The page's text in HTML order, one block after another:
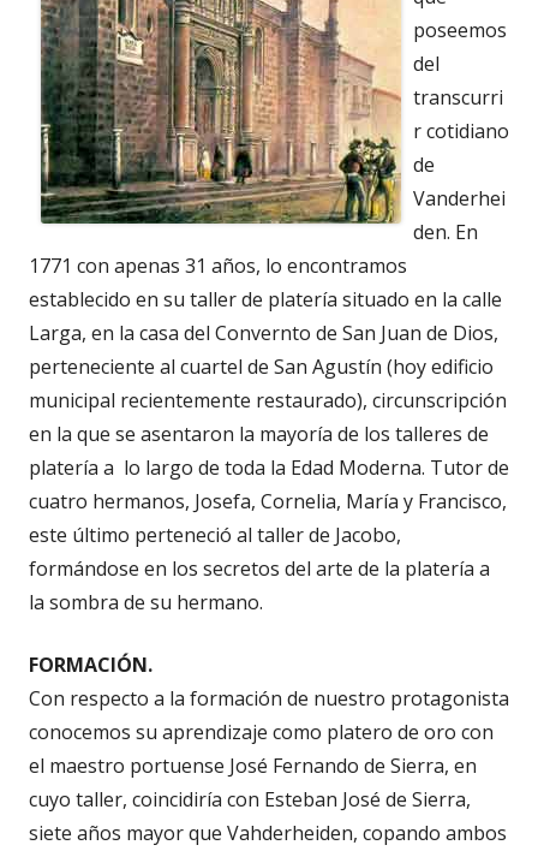
poseemos
del
transcurri
r cotidiano
de
Vanderhei
den. En
1771 con apenas 31 años, lo encontramos
establecido en su taller de platería situado en la calle
Larga, en la casa del Convernto de San Juan de Dios,
perteneciente al cuartel de San Agustín (hoy edificio
municipal recientemente restaurado), circunscripción
en la que se asentaron la mayoría de los talleres de
platería a lo largo de toda la Edad Moderna. Tutor de
cuatro hermanos, Josefa, Cornelia, María y Francisco,
este último perteneció al taller de Jacobo,
formándose en los secretos del arte de la platería a
la sombra de su hermano.
FORMACIÓN.
Con respecto a la formación de nuestro protagonista
conocemos su aprendizaje como platero de oro con
el maestro portuense José Fernando de Sierra, en
cuyo taller, coincidiría con Esteban José de Sierra,
siete años mayor que Vahderheiden, copando ambos